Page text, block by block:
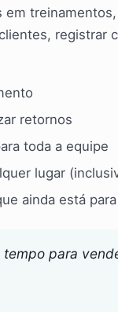
em
registrar
retornos
toda a equipe
lugar
ainda está
para